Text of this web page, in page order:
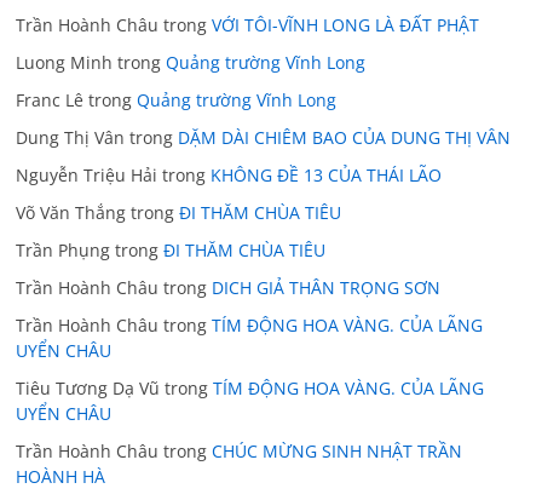
Trần Hoành Châu trongVỚI TÔI-VĨNH LONG LÀ ĐẤT PHẬT
Luong Minh trongQuảng trường Vĩnh Long
Franc Lê trongQuảng trường Vĩnh Long
Dung Thị Vân trong DẶM DÀI CHIÊM BAO CỦA DUNG THỊ VÂN
Nguyễn Triệu Hải trong KHÔNG ĐỀ 13 CỦA THÁI LÃO
Võ Văn Thắng trongĐI THĂM CHÙA TIÊU
Trần Phụng trongĐI THĂM CHÙA TIÊU
Trần Hoành Châu trong DICH GIẢ THÂN TRỌNG SƠN
Trần Hoành Châu trongTÍM ĐỘNG HOA VÀNG. CỦA LÃNG
UYỂN CHÂU
Tiêu Tương Dạ Vũ trongTÍM ĐỘNG HOA VÀNG. CỦA LÃNG
UYỂN CHÂU
Trần Hoành Châu trongCHÚC MỪNG SINH NHẬT TRẦN
HOÀNH HÀ